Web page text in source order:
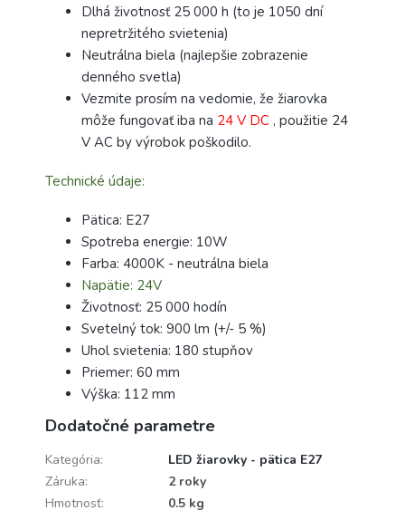
Dlhá životnosť 25 000 h (to je 1050 dní
nepretržitého svietenia)
Neutrálna biela (najlepšie zobrazenie
denného svetla)
Vezmite prosím na vedomie, že žiarovka
môže fungovať iba na 24 V DC , použitie 24
V AC by výrobok poškodilo.
Technické údaje:
Pätica: E27
Spotreba energie: 10W
Farba: 4000K - neutrálna biela
Napätie: 24V
Životnosť: 25 000 hodín
Svetelný tok: 900 lm (+/- 5 %)
Uhol svietenia: 180 stupňov
Priemer: 60 mm
Výška: 112 mm
Dodatočné parametre
Kategória:
LED žiarovky - pätica E27
Záruka:
2 roky
Hmotnosť:
0.5 kg